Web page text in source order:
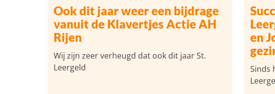
Ook dit jaar weer een bijdrage
vanuit de Klavertjes Actie AH
Rijen
Wij zijn zeer verheugd dat ook dit jaar St.
Leergeld
en
Sinds